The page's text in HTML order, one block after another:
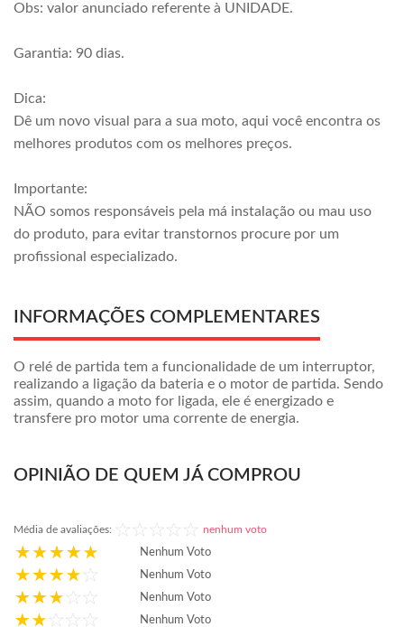
Obs: valor anunciado referente à UNIDADE.
Garantia: 90 dias.
Dica:
Dê um novo visual para a sua moto, aqui você encontra os
melhores produtos com os melhores preços.
Importante:
NÃO somos responsáveis pela má instalação ou mau uso
do produto, para evitar transtornos procure por um
profissional especializado.
INFORMAÇÕES COMPLEMENTARES
O relé de partida tem a funcionalidade de um interruptor,
realizando a ligação da bateria e o motor de partida. Sendo
assim, quando a moto for ligada, ele é energizado e
transfere pro motor uma corrente de energia.
OPINIÃO DE QUEM JÁ COMPROU
Média de avaliações: nenhum voto
Nenhum Voto
Nenhum Voto
Nenhum Voto
Nenhum Voto